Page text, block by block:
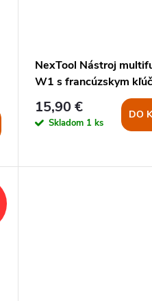
NexTool Nástroj
W1 s francúzskym
sadou bitov MODRÝ
15,90 €
Skladom 1 ks
DO